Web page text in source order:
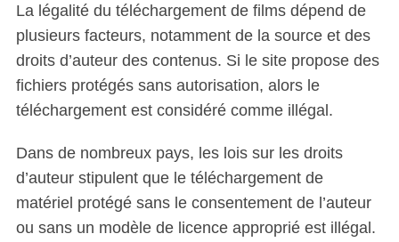
La légalité du téléchargement de films dépend de
plusieurs facteurs, notamment de la source et des
droits d’auteur des contenus. Si le site propose des
fichiers protégés sans autorisation, alors le
téléchargement est considéré comme illégal.
Dans de nombreux pays, les lois sur les droits
d’auteur stipulent que le téléchargement de
matériel protégé sans le consentement de l’auteur
ou sans un modèle de licence approprié est illégal.
e
a
r
f
r
: